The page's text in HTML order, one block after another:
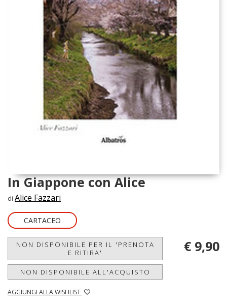
In Giappone con Alice
di Alice Fazzari
CARTACEO
NON DISPONIBILE PER IL 'PRENOTA
E RITIRA'
NON DISPONIBILE ALL'ACQUISTO
AGGIUNGI ALLA WISHLIST
€ 9,90